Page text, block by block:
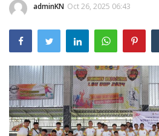
Pedoman Pemberitaan Ramah Anak
Pemberitaan Media Siber
Ragam
Advertorial
Gallery
adminKN Oct 26, 2025 06:43